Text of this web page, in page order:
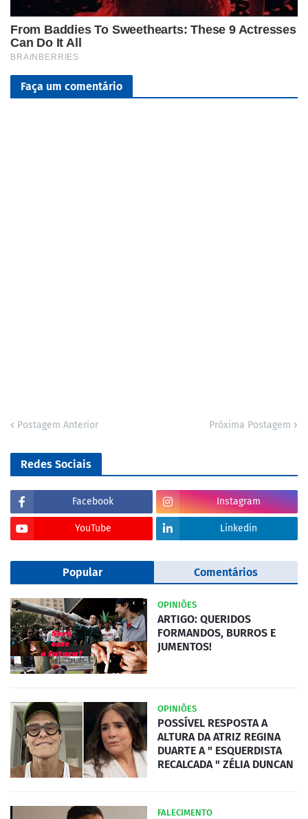
Faça um comentário
Postagem Anterior Próxima Postagem
Redes Sociais
Facebook Instagram
YouTube Linkedin
Popular Comentários
OPINIÕES
ARTIGO: QUERIDOS
FORMANDOS, BURROS E
JUMENTOS!
OPINIÕES
POSSÍVEL RESPOSTA A
ALTURA DA ATRIZ REGINA
DUARTE A " ESQUERDISTA
RECALCADA " ZÉLIA DUNCAN
FALECIMENTO